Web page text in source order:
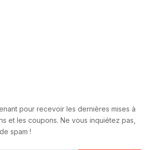
pour recevoir les dernières mises à
et les coupons. Ne vous inquiétez pas,
spam !